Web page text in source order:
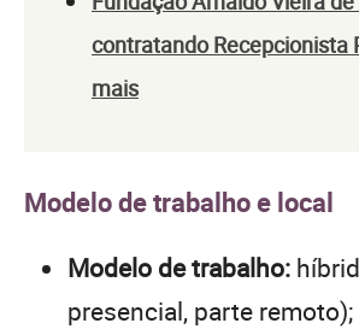
contratando Recepcionista
mais
Modelo de trabalho e local
Modelo de trabalho:
presencial, parte remoto);